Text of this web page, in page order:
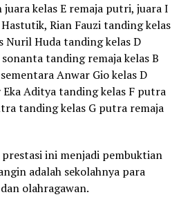
juara kelas E remaja putri, juara I
Rian Fauzi tanding kelas
Nuril Huda tanding kelas D
tanding remaja kelas B
Anwar Gio kelas D
Aditya tanding kelas F putra
tanding kelas G putra remaja
ini menjadi pembuktian
adalah sekolahnya para
olahragawan.